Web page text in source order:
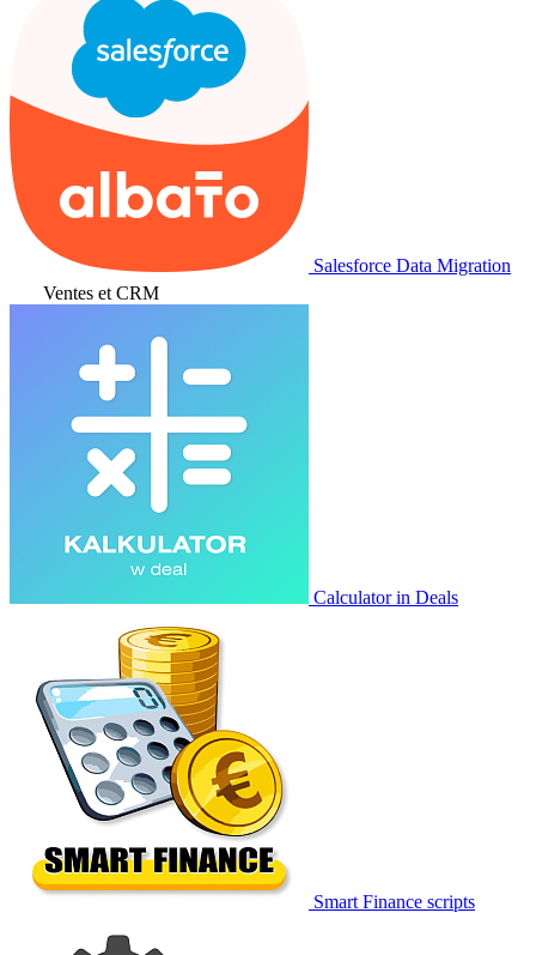
Salesforce Data Migration
Ventes et CRM
Calculator in Deals
Smart Finance scripts